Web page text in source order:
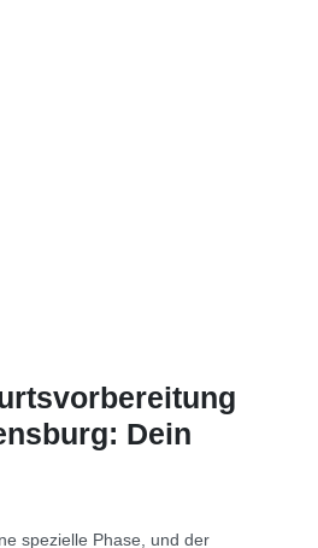
Dein
spezielle Phase, und der